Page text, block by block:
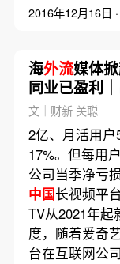
2016年12月16日 ·
海外流媒体
同业已盈利
文｜财新 关聪
2亿、月活用
17%。但每用
公司当季净亏
中国长视频平
TV从2021年起
度，随着爱奇
台在互联网